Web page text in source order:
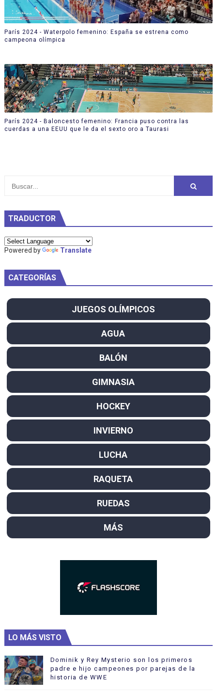
París 2024 - Waterpolo femenino: España se estrena como
campeona olímpica
París 2024 - Baloncesto femenino: Francia puso contra las
cuerdas a una EEUU que le da el sexto oro a Taurasi
TRADUCTOR
Powered by Translate
CATEGORÍAS
JUEGOS OLÍMPICOS
AGUA
BALÓN
GIMNASIA
HOCKEY
INVIERNO
LUCHA
RAQUETA
RUEDAS
MÁS
LO MÁS VISTO
Dominik y Rey Mysterio son los primeros
padre e hijo campeones por parejas de la
historia de WWE